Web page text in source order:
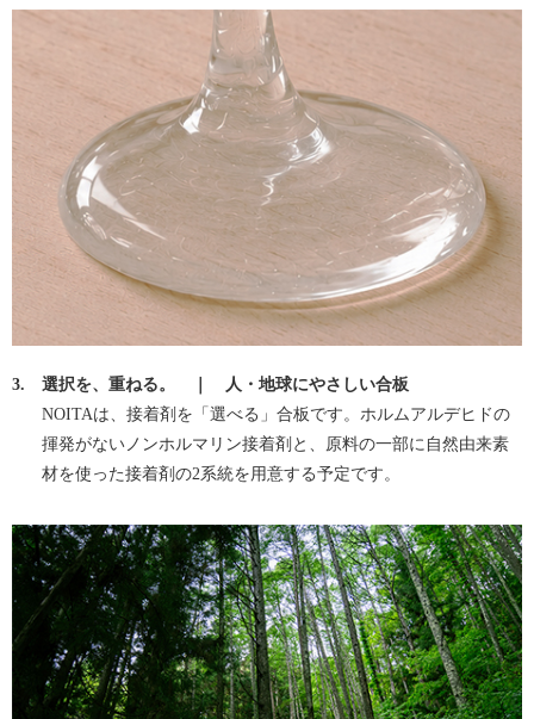
3.
選択を、重ねる。 ｜ 人・地球にやさしい合板
NOITAは、接着剤を「選べる」合板です。ホルムアルデヒドの
揮発がないノンホルマリン接着剤と、原料の一部に自然由来素
材を使った接着剤の2系統を用意する予定です。